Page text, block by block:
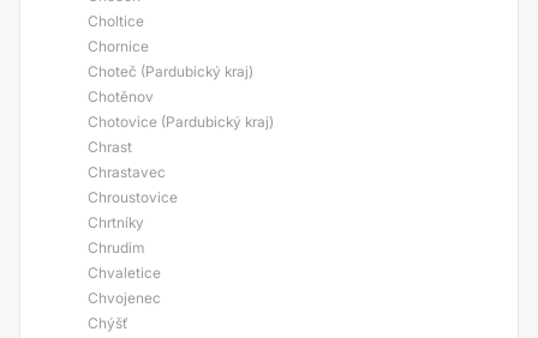
Choltice
Chornice
Choteč (Pardubický kraj)
Chotěnov
Chotovice (Pardubický kraj)
Chrast
Chrastavec
Chroustovice
Chrtníky
Chrudim
Chvaletice
Chvojenec
Chýšť